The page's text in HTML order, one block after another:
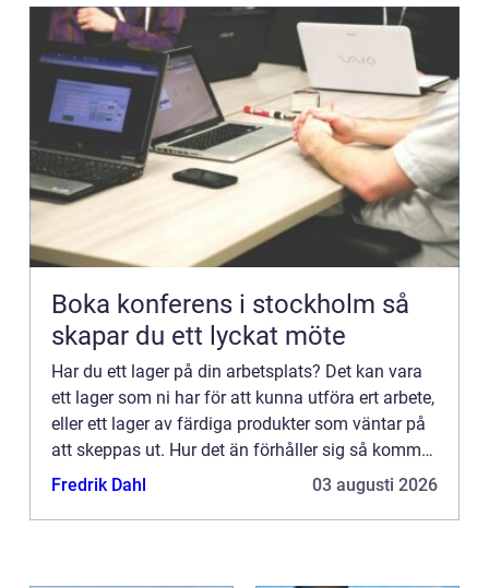
Boka konferens i stockholm så
skapar du ett lyckat möte
Har du ett lager på din arbetsplats? Det kan vara
ett lager som ni har för att kunna utföra ert arbete,
eller ett lager av färdiga produkter som väntar på
att skeppas ut. Hur det än förhåller sig så kommer
ni behöva någon som arbetar med lagret, när ...
Fredrik Dahl 03 augusti 2026